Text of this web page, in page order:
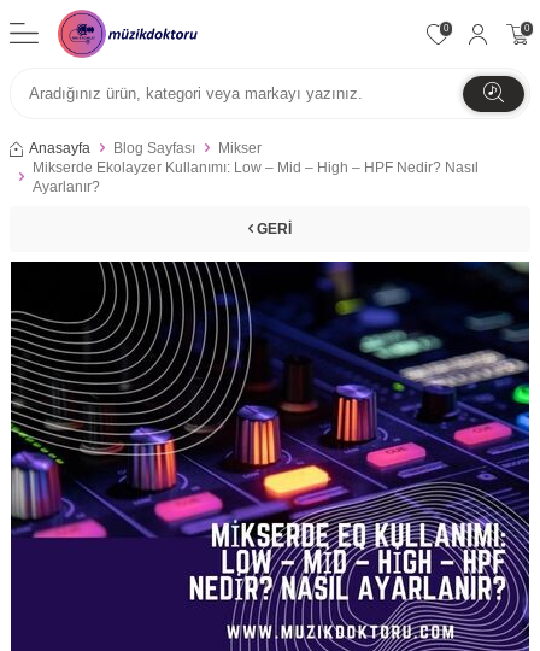
0 0
Anasayfa Blog Sayfası
Mikser
Mikserde Ekolayzer Kullanımı: Low – Mid – High – HPF Nedir? Nasıl
Ayarlanır?
GERI